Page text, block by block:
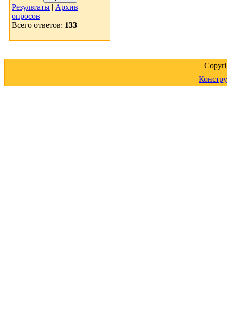
Результаты | Архив
опросов
Всего ответов: 133